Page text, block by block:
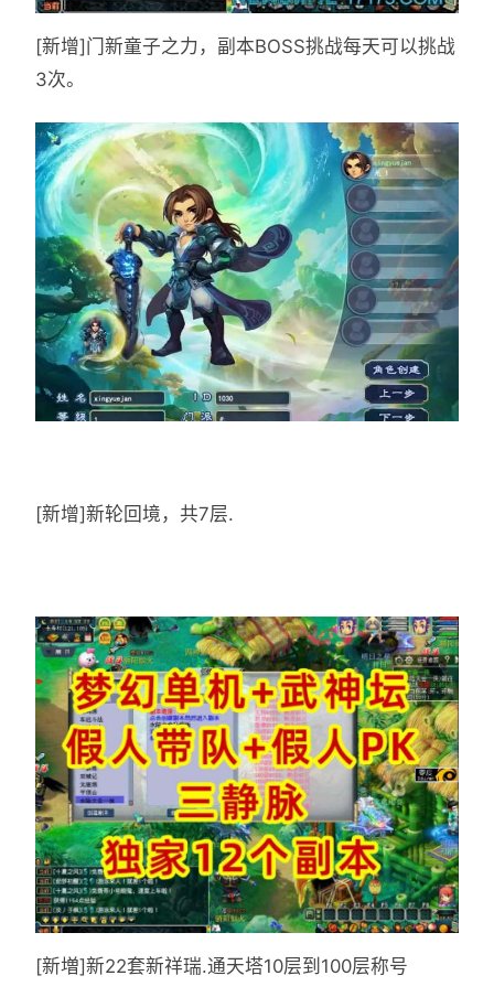
[新增]门新童子之力，副本BOSS挑战每天可以挑战
3次。
[新增]新轮回境，共7层.
[新増]新22套新祥瑞.通天塔10层到100层称号